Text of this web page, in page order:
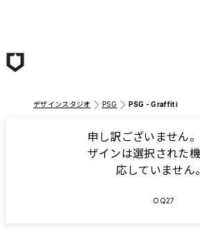
デザインスタジオ PSG PSG - Graffiti
申し訳ございません
ザインは選択された
応していません。
OQ27